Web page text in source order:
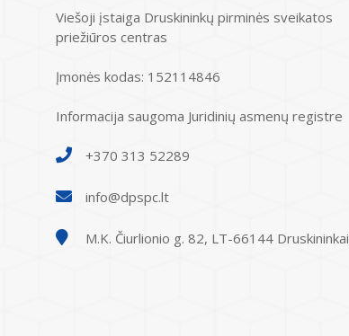
Viešoji įstaiga Druskininkų pirminės sveikatos
priežiūros centras
Įmonės kodas: 152114846
Informacija saugoma Juridinių asmenų registre
+370 313 52289
info@dpspc.lt
M.K. Čiurlionio g. 82, LT-66144 Druskininkai